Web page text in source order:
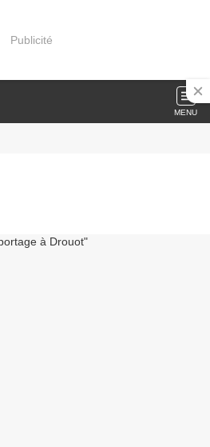
Publicité
MENU